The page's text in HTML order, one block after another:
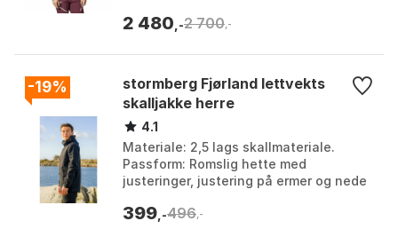
Refleksdeta...
2 480 ,-2 700 ,-
-19%
stormberg Fjørland lettvekts
skalljakke herre
4.1
Materiale: 2,5 lags skallmateriale.
Passform: Romslig hette med
justeringer, justering på ermer og nede
Bruksområde: Perfekt til...
399 ,-496 ,-